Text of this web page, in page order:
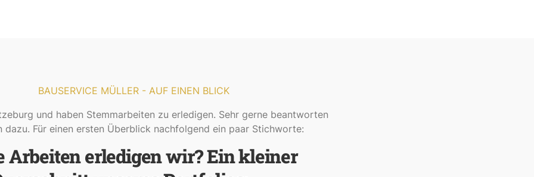
BAUSERVICE MÜLLER - AUF EINEN BLICK
und haben Stemmarbeiten zu erledigen. Sehr gerne beantworten
dazu. Für einen ersten Überblick nachfolgend ein paar Stichworte:
Arbeiten erledigen wir? Ein kleiner